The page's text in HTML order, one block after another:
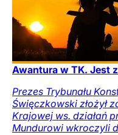
Awantura w TK. Jest
Prezes Trybunału
Święczkowski złożył
Krajowej ws. działań
Mundurowi wkroczyli